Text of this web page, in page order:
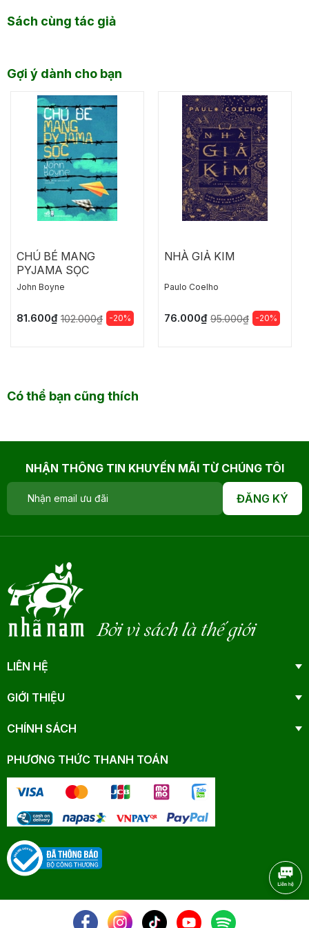
Sách cùng tác giả
Gợi ý dành cho bạn
CHÚ BÉ MANG
PYJAMA SỌC
John Boyne
81.600₫ 102.000₫ -20%
NHÀ GIẢ KIM
Paulo Coelho
76.000₫ 95.000₫ -20%
Có thể bạn cũng thích
NHẬN THÔNG TIN KHUYẾN MÃI TỪ CHÚNG TÔI
ĐĂNG KÝ
Bởi vì sách là thế giới
LIÊN HỆ
GIỚI THIỆU
CHÍNH SÁCH
PHƯƠNG THỨC THANH TOÁN